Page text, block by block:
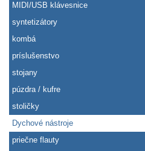
MIDI/USB klávesnice
syntetizátory
kombá
príslušenstvo
stojany
púzdra / kufre
stoličky
Dychové nástroje
priečne flauty